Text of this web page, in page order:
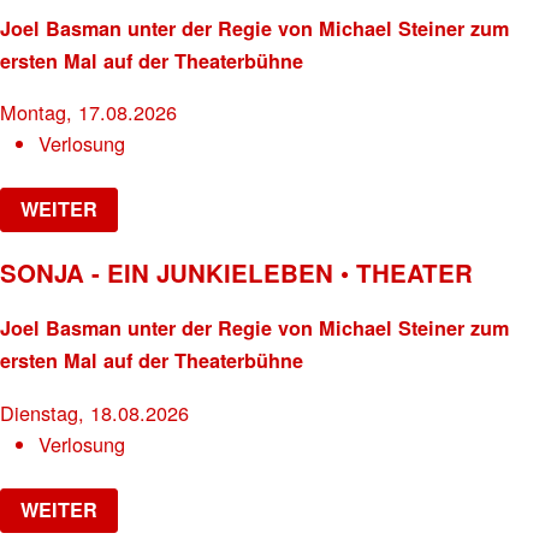
Joel Basman unter der Regie von Michael Steiner zum
ersten Mal auf der Theaterbühne
Montag, 17.08.2026
Verlosung
WEITER
SONJA - EIN JUNKIELEBEN • THEATER
Joel Basman unter der Regie von Michael Steiner zum
ersten Mal auf der Theaterbühne
Dienstag, 18.08.2026
Verlosung
WEITER